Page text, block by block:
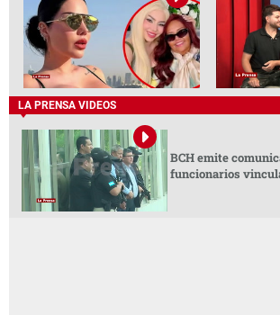
LA PRENSA VIDEOS
BCH emite
funcionarios